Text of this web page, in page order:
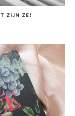
ZIJN ZE!